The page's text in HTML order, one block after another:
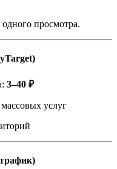
просмотра.
3–40 ₽
услуг